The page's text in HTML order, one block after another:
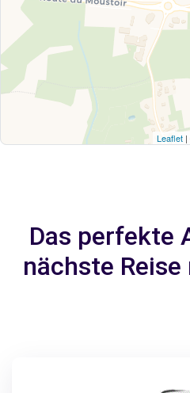
Leaflet
Das perfekte
nächste Reise